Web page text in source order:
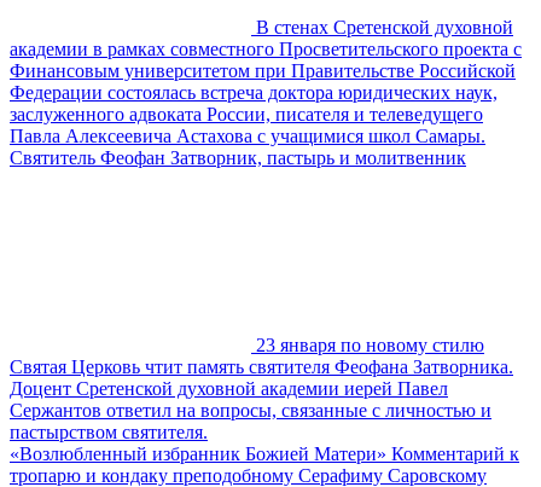
В стенах Сретенской духовной
академии в рамках совместного Просветительского проекта с
Финансовым университетом при Правительстве Российской
Федерации состоялась встреча доктора юридических наук,
заслуженного адвоката России, писателя и телеведущего
Павла Алексеевича Астахова с учащимися школ Самары.
Святитель Феофан Затворник, пастырь и молитвенник
23 января по новому стилю
Святая Церковь чтит память святителя Феофана Затворника.
Доцент Сретенской духовной академии иерей Павел
Сержантов ответил на вопросы, связанные с личностью и
пастырством святителя.
«Возлюбленный избранник Божией Матери» Комментарий к
тропарю и кондаку преподобному Серафиму Саровскому